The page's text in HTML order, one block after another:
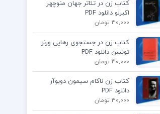
کتاب زن در تئاتر جهان منوچهر
اکبرلو دانلود PDF
30,000 تومان
کتاب زن در جستجوی رهایی ورنر
تونسن دانلود PDF
30,000 تومان
کتاب زن ناکام سیمون دوبوآر
دانلود PDF
30,000 تومان